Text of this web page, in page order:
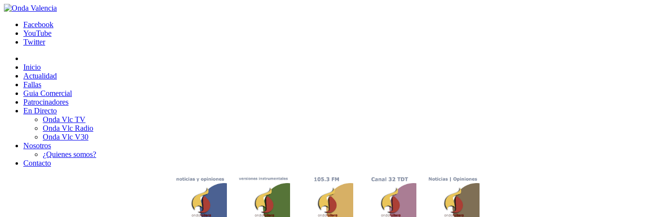
Facebook
YouTube
Twitter
Inicio
Actualidad
Fallas
Guia Comercial
Patrocinadores
En Directo
Onda Vlc TV
Onda Vlc Radio
Onda Vlc V30
Nosotros
¿Quienes somos?
Contacto